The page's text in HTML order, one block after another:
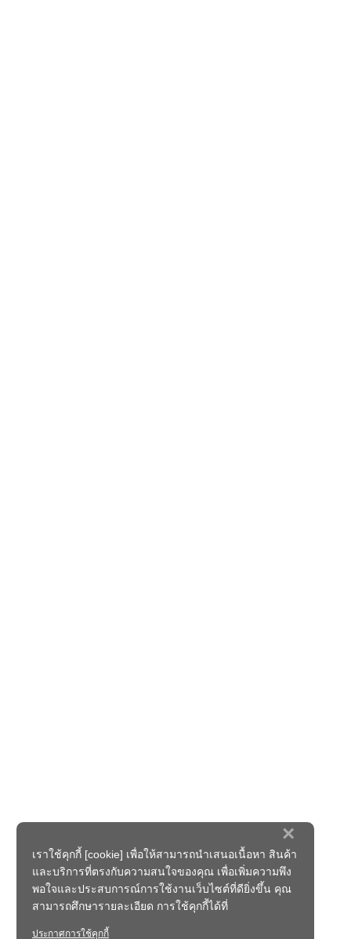
×
เราใช้คุกกี้ [cookie] เพื่อให้สามารถนำเสนอเนื้อหา สินค้า
และบริการที่ตรงกับความสนใจของคุณ เพื่อเพิ่มความพึง
พอใจและประสบการณ์การใช้งานเว็บไซต์ที่ดียิ่งขึ้น คุณ
สามารถศึกษารายละเอียด การใช้คุกกี้ได้ที่
ประกาศการใช้คุกกี้